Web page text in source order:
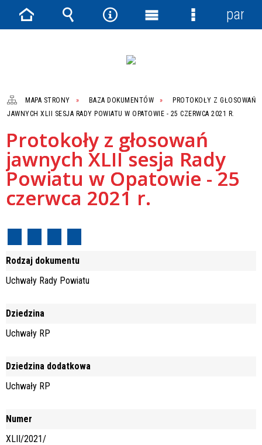
MAPA STRONY BAZA DOKUMENTÓW
PROTOKOŁY Z GŁOSOWAŃ
JAWNYCH XLII SESJA RADY POWIATU W OPATOWIE - 25 CZERWCA 2021 R.
Protokoły z głosowań
jawnych XLII sesja Rady
Powiatu w Opatowie - 25
czerwca 2021 r.
Rodzaj dokumentu
Uchwały Rady Powiatu
Dziedzina
Uchwały RP
Dziedzina dodatkowa
Uchwały RP
Numer
XLII/2021/
Strona Wyszukiwarka
NarzędziaMenu
Menu
panel